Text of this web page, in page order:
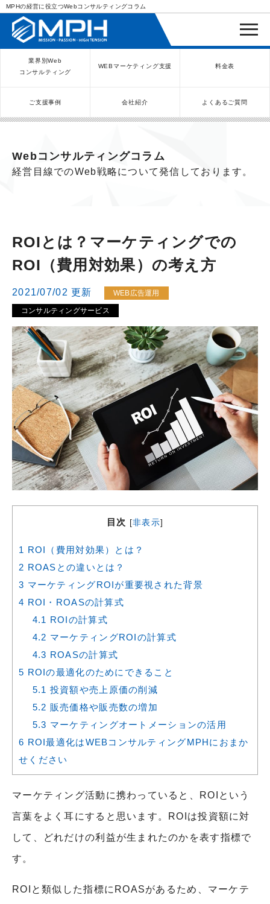
MPHの経営に役立つWebコンサルティングコラム
業界別Web
コンサルティング
WEBマーケティング支援 料金表
ご支援事例 会社紹介 よくあるご質問
Webコンサルティングコラム
経営目線でのWeb戦略について発信しております。
ROIとは？マーケティングでの
ROI（費用対効果）の考え方
2021/07/02 更新 WEB広告運用
コンサルティングサービス
目次 [非表示]
1 ROI（費用対効果）とは？
2 ROASとの違いとは？
3 マーケティングROIが重要視された背景
4 ROI・ROASの計算式
4.1 ROIの計算式
4.2 マーケティングROIの計算式
4.3 ROASの計算式
5 ROIの最適化のためにできること
5.1 投資額や売上原価の削減
5.2 販売価格や販売数の増加
5.3 マーケティングオートメーションの活用
6 ROI最適化はWEBコンサルティングMPHにおまか
せください
マーケティング活動に携わっていると、ROIという
言葉をよく耳にすると思います。ROIは投資額に対
して、どれだけの利益が生まれたのかを表す指標で
す。
ROIと類似した指標にROASがあるため、マーケテ